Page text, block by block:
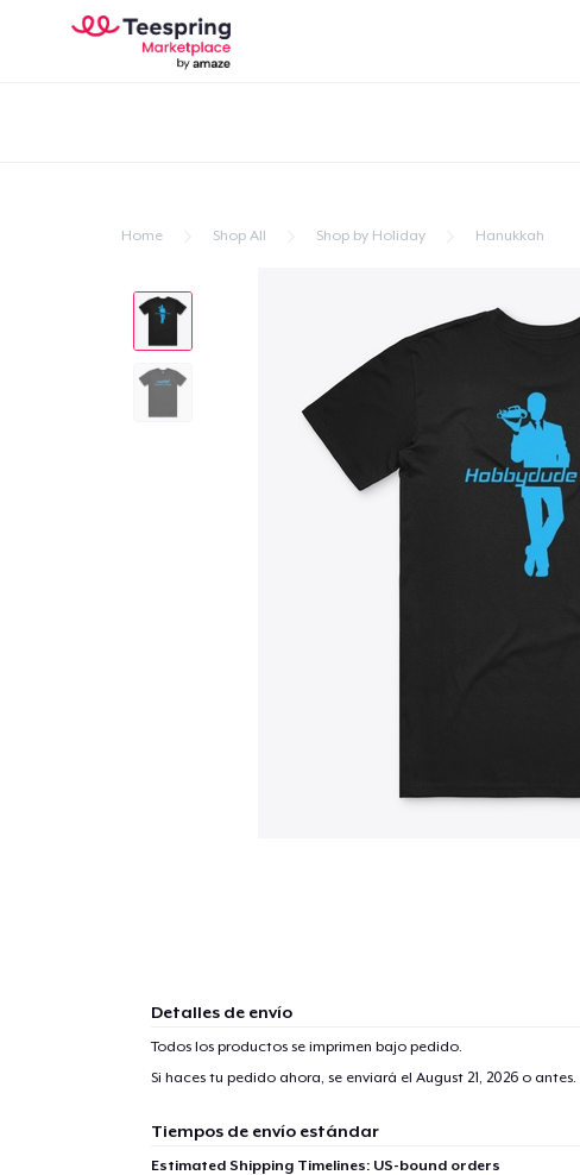
Home Shop All Shop by Holiday Hanukkah
Detalles de envío
Todos los productos se imprimen bajo pedido.
Si haces tu pedido ahora, se enviará el August 21, 2026o antes.
Tiempos de envío estándar
Estimated Shipping Timelines: US-bound orders